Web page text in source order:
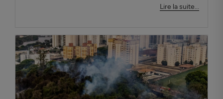
Lire la suite...